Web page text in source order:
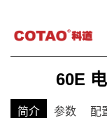
60E
简介 参数 配